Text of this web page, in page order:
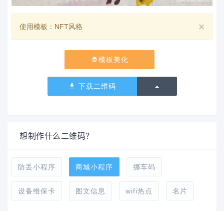
×
使用模板：NFT风格
模板美化
下载二维码 切换下拉列表
想制作什么二维码？
防丢小程序 商城小程序 挪车码
设备维保卡 图文信息 wifi热点 名片